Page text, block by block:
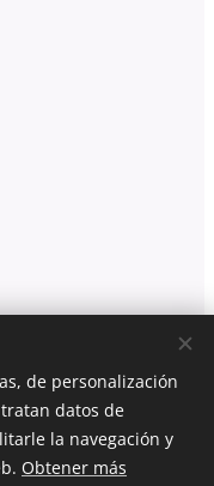
de personalización
datos de
la navegación y
Obtener más